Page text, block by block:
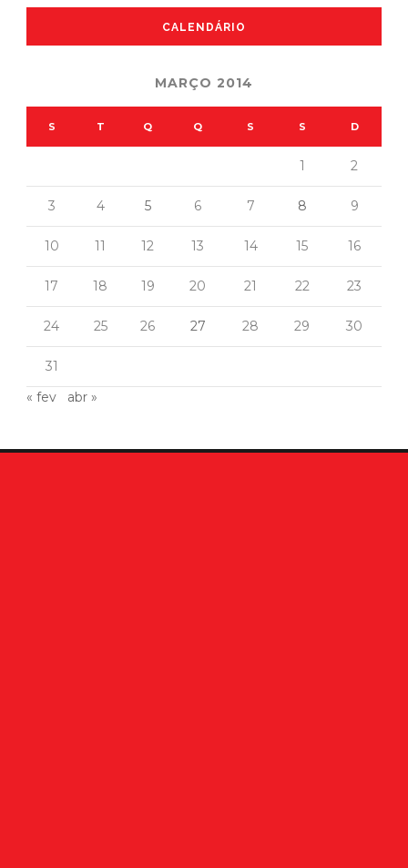
CALENDÁRIO
MARÇO 2014
S T Q Q S S D
1 2
3 4 5 6 7 8 9
10 11 12 13 14 15 16
17 18 19 20 21 22 23
24 25 26 27 28 29 30
31
« fev
abr »